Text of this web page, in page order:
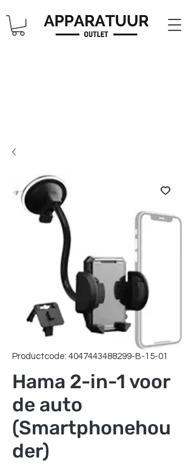
Productcode: 4047443488299-B-15-01
Hama 2-in-1 voor
de auto
(Smartphonehou
der)